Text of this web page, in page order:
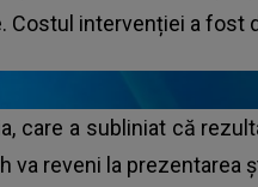
Costul intervenției a fost
care a subliniat că
va reveni la prezentarea